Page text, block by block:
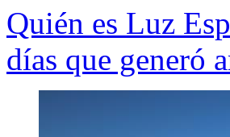
Quién es Luz
días que generó